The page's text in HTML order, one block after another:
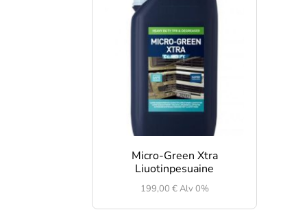
Micro-Green Xtra
Liuotinpesuaine
199,00 €Alv 0%